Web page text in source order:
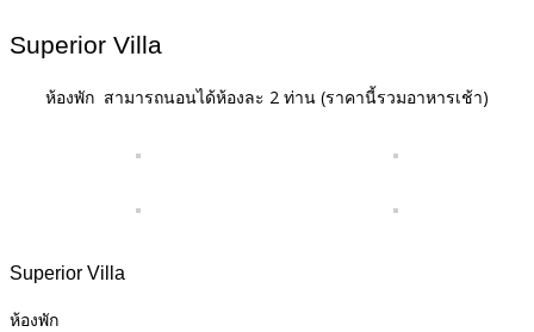
Superior Villa
ห้องพัก สามารถนอนได้ห้องละ 2 ท่าน (ราคานี้รวมอาหารเช้า)
Superior Villa
ห้องพัก